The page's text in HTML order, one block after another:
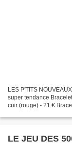
LES P'TITS
super tendance
cuir (rouge) - 21 €
LE JEU DES